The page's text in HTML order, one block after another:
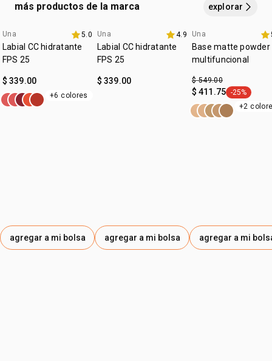
más productos de la marca explorar
Una 5.0
Labial CC hidratante
FPS 25
$ 339.00
+6 colores
agregar a mi bolsa
Favoritos
Una 4.9
Labial CC hidratante
FPS 25
$ 339.00
agregar a mi bolsa
Una
Base matte powder
multifuncional
$ 549.00
$ 411.75 etiqueta -
-25%
+2
agregar a mi